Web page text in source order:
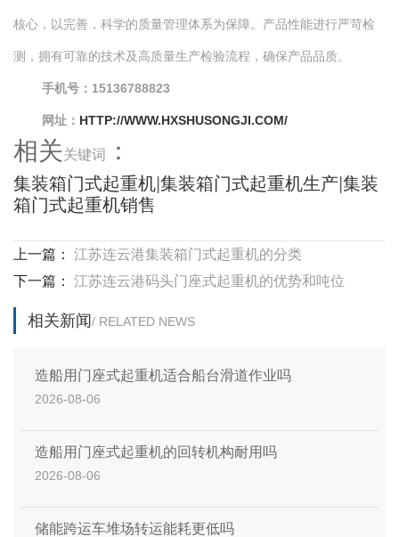
核心，以完善，科学的质量管理体系为保障。产品性能进行严苛检
测，拥有可靠的技术及高质量生产检验流程，确保产品品质。
手机号：15136788823
网址： HTTP://WWW.HXSHUSONGJI.COM/
相关关键词 ：
集装箱门式起重机|集装箱门式起重机生产|集装
箱门式起重机销售
上一篇：
江苏连云港集装箱门式起重机的分类
下一篇：
江苏连云港码头门座式起重机的优势和吨位
相关新闻/ RELATED NEWS
造船用门座式起重机适合船台滑道作业吗
2026-08-06
造船用门座式起重机的回转机构耐用吗
2026-08-06
储能跨运车堆场转运能耗更低吗